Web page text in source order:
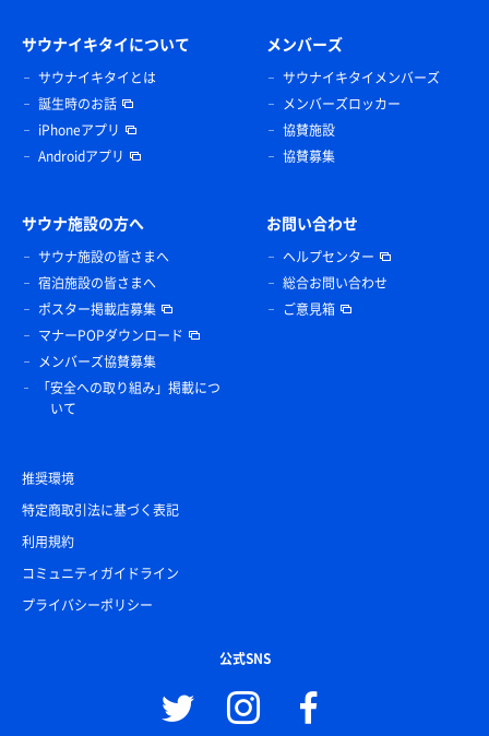
サウナイキタイについて
サウナイキタイとは
誕生時のお話
iPhoneアプリ
Androidアプリ
メンバーズ
サウナイキタイメンバーズ
メンバーズロッカー
協賛施設
協賛募集
サウナ施設の方へ
サウナ施設の皆さまへ
宿泊施設の皆さまへ
ポスター掲載店募集
マナーPOPダウンロード
メンバーズ協賛募集
「安全への取り組み」掲載につ
いて
お問い合わせ
ヘルプセンター
総合お問い合わせ
ご意見箱
推奨環境
特定商取引法に基づく表記
利用規約
コミュニティガイドライン
プライバシーポリシー
公式SNS